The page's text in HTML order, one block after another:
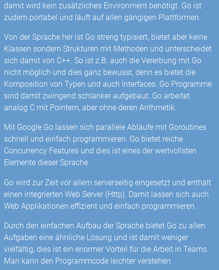
damit wird kein zusätzliches Environment benötigt. Go ist
zudem portabel und läuft auf allen gängigen Plattformen.
Von der Sprache her ist Go streng typisiert, bietet aber keine
Klassen sondern Strukturen mit Methoden und unterscheidet
sich damit von C++. So ist z.B. auch die Vererbung mit Go
nicht möglich und dies ganz bewusst, denn es bietet die
Komposition von Typen und auch Interfaces. Go Programme
sind damit zwingend schlanker aufgebaut. Go arbeitet
analog C mit Pointern, aber ohne deren Arithmetik.
Mit Google Go lassen sich parallele Abläufe mit Goroutines
schnell und einfach programmieren. Go bietet reiche
Concurrency Features und dies ist eines der wertvollsten
Elemente dieser Sprache.
Go wird zur Zeit vor allem serverseitig eingesetzt und enthält
einen integrierten Web Server (Http). Damit lassen sich auch
Web Applikationen effizient und einfach programmieren.
Durch den einfachen Aufbau der Sprache bietet Go zu allen
Aufgaben eine ähnliche Lösung und ist damit weniger
vielfältig, dies ist ein enormer Vorteil für die Arbeit in Teams.
Man kann den Programmcode leichter verstehen.